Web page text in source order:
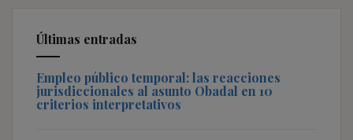
Últimas entradas
Empleo público temporal: las reacciones
jurisdiccionales al asunto Obadal en 10
criterios interpretativos